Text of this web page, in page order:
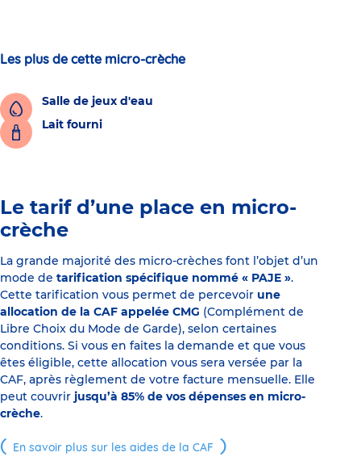
Les plus de cette micro-crèche
Salle de jeux d'eau
Lait fourni
Le tarif d’une place en micro-
crèche
La grande majorité des micro-crèches font l’objet d’un
mode de tarification spécifique nommé « PAJE ».
Cette tarification vous permet de percevoir une
allocation de la CAF appelée CMG (Complément de
Libre Choix du Mode de Garde), selon certaines
conditions. Si vous en faites la demande et que vous
êtes éligible, cette allocation vous sera versée par la
CAF, après règlement de votre facture mensuelle. Elle
peut couvrir jusqu’à 85% de vos dépenses en micro-
crèche.
En savoir plus sur les aides de la CAF